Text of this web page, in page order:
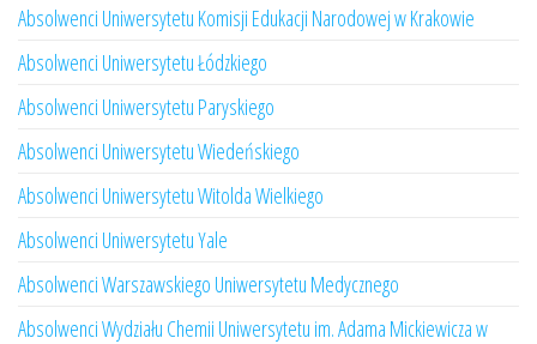
Absolwenci Uniwersytetu Komisji Edukacji Narodowej w Krakowie
Absolwenci Uniwersytetu Łódzkiego
Absolwenci Uniwersytetu Paryskiego
Absolwenci Uniwersytetu Wiedeńskiego
Absolwenci Uniwersytetu Witolda Wielkiego
Absolwenci Uniwersytetu Yale
Absolwenci Warszawskiego Uniwersytetu Medycznego
Absolwenci Wydziału Chemii Uniwersytetu im. Adama Mickiewicza w